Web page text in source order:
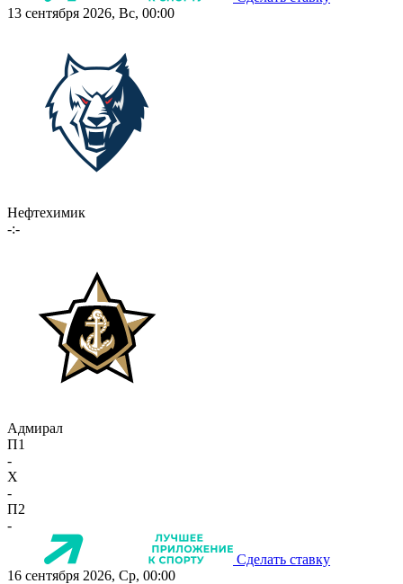
13 сентября 2026, Вс, 00:00
Нефтехимик
-:-
Адмирал
П1
-
X
-
П2
-
Сделать ставку
16 сентября 2026, Ср, 00:00